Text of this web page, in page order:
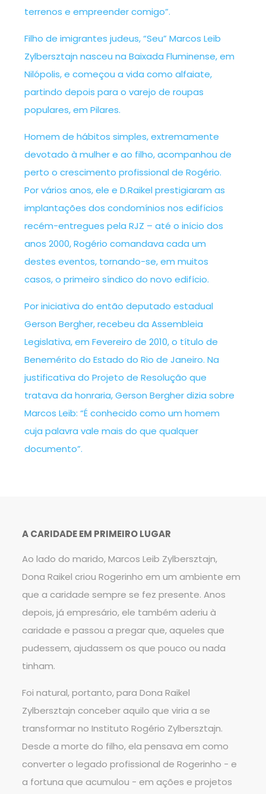
terrenos e empreender comigo”.
Filho de imigrantes judeus, “Seu” Marcos Leib
Zylbersztajn nasceu na Baixada Fluminense, em
Nilópolis, e começou a vida como alfaiate,
partindo depois para o varejo de roupas
populares, em Pilares.
Homem de hábitos simples, extremamente
devotado à mulher e ao filho, acompanhou de
perto o crescimento profissional de Rogério.
Por vários anos, ele e D.Raikel prestigiaram as
implantações dos condomínios nos edifícios
recém-entregues pela RJZ – até o início dos
anos 2000, Rogério comandava cada um
destes eventos, tornando-se, em muitos
casos, o primeiro síndico do novo edifício.
Por iniciativa do então deputado estadual
Gerson Bergher, recebeu da Assembleia
Legislativa, em Fevereiro de 2010, o título de
Benemérito do Estado do Rio de Janeiro. Na
justificativa do Projeto de Resolução que
tratava da honraria, Gerson Bergher dizia sobre
Marcos Leib: “É conhecido como um homem
cuja palavra vale mais do que qualquer
documento”.
A CARIDADE EM PRIMEIRO LUGAR
Ao lado do marido, Marcos Leib Zylbersztajn,
Dona Raikel criou Rogerinho em um ambiente em
que a caridade sempre se fez presente. Anos
depois, já empresário, ele também aderiu à
caridade e passou a pregar que, aqueles que
pudessem, ajudassem os que pouco ou nada
tinham.
Foi natural, portanto, para Dona Raikel
Zylbersztajn conceber aquilo que viria a se
transformar no Instituto Rogério Zylbersztajn.
Desde a morte do filho, ela pensava em como
converter o legado profissional de Rogerinho - e
a fortuna que acumulou - em ações e projetos